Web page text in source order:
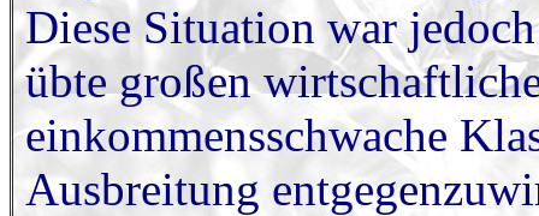
Diese Situation war
übte großen
einkommensschwache
Ausbreitung